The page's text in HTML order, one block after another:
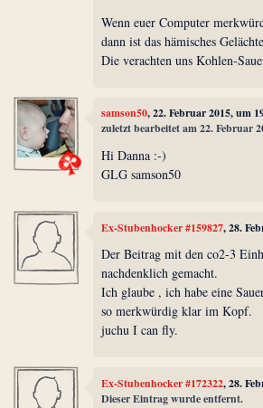
Wenn euer Computer
dann ist das hämisches
Die verachten uns Kohlen-
samson50, 22. Februar 2015, um
zuletzt bearbeitet am 22. Februar
Hi Danna :-)
GLG samson50
Ex-Stubenhocker #159827, 28.
Der Beitrag mit den co2-3
nachdenklich gemacht.
Ich glaube , ich habe eine
so merkwürdig klar im Kopf.
juchu I can fly.
Ex-Stubenhocker #172322, 28.
Dieser Eintrag wurde entfernt.